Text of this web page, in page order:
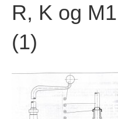
R, K og
(1)